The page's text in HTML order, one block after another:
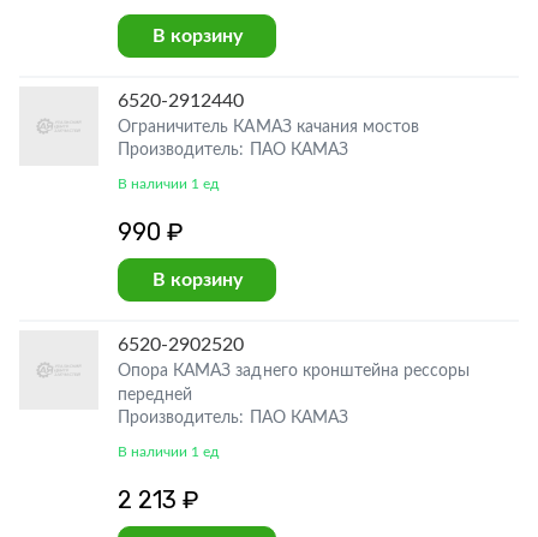
В корзину
6520-2912440
Ограничитель КАМАЗ качания мостов
Производитель: ПАО КАМАЗ
В наличии 1 ед
990 ₽
В корзину
6520-2902520
Опора КАМАЗ заднего кронштейна рессоры
передней
Производитель: ПАО КАМАЗ
В наличии 1 ед
2 213 ₽